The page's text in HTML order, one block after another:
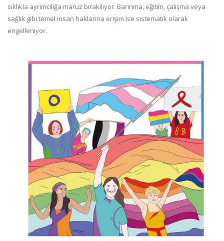
sıklıkla ayrımcılığa maruz bırakılıyor. Barınma, eğitim, çalışma veya
sağlık gibi temel insan haklarına erişim ise sistematik olarak
engelleniyor.